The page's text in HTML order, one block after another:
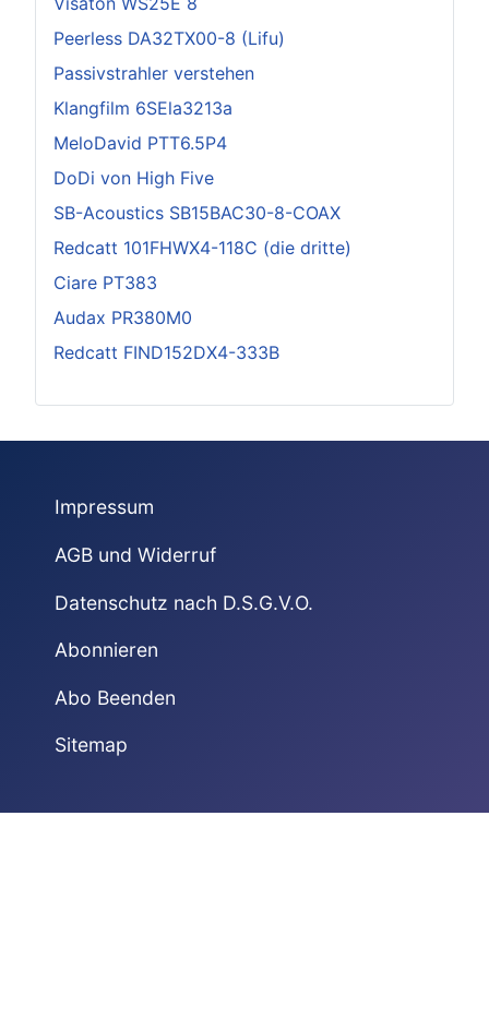
Peerless DA32TX00-8 (Lifu)
Passivstrahler verstehen
Klangfilm 6SEla3213a
MeloDavid PTT6.5P4
DoDi von High Five
SB-Acoustics SB15BAC30-8-COAX
Redcatt 101FHWX4-118C (die dritte)
Ciare PT383
Audax PR380M0
Redcatt FIND152DX4-333B
Impressum
AGB und Widerruf
Datenschutz nach D.S.G.V.O.
Abonnieren
Abo Beenden
Sitemap